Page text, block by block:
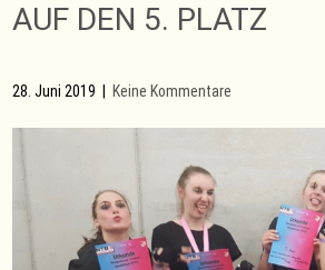
AUF DEN 5. PLATZ
28. Juni 2019 Keine Kommentare